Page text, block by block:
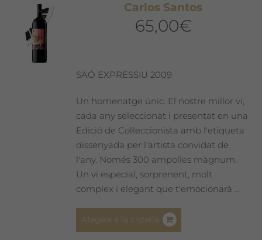
Carlos Santos
65,00€
SAÓ EXPRESSIU 2009
Un homenatge únic. El nostre millor vi,
cada any seleccionat i presentat en una
Edició de Col·leccionista amb l'etiqueta
dissenyada per l'artista convidat de
l'any. Només 300 ampolles màgnum.
Un vi especial, sorprenent, molt
complex i elegant que t'emocionarà ...
Afegeix a la cistella